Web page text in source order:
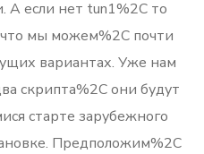
А если нет tun1%2C то
мы можем%2C почти
вариантах. Уже нам
скрипта%2C они будут
старте зарубежного
Предположим%2C